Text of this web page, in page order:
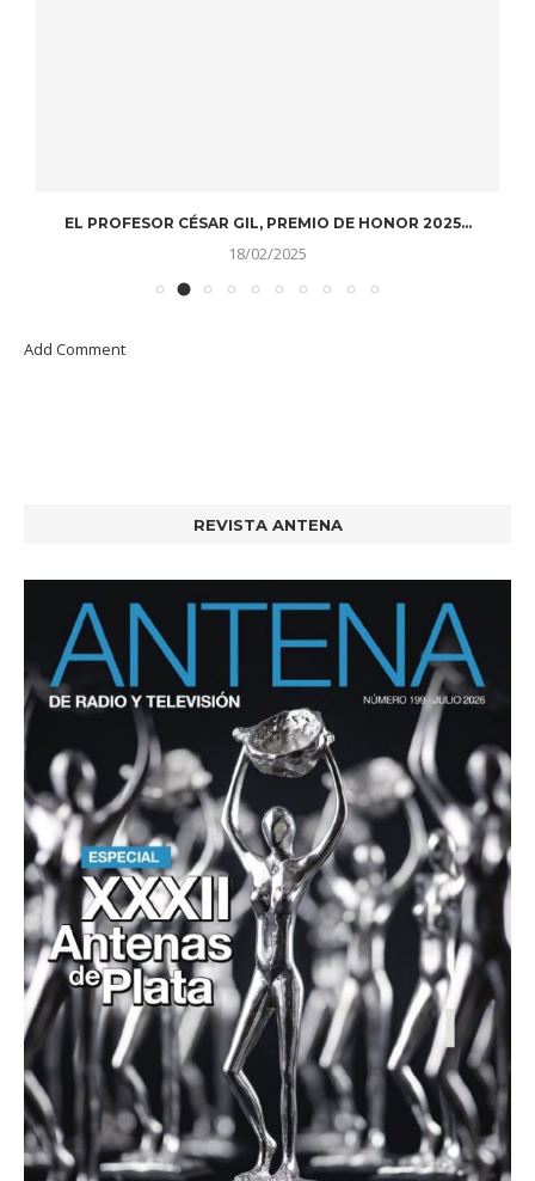
EL PROFESOR CÉSAR GIL, PREMIO DE HONOR 2025...
18/02/2025
Add Comment
REVISTA ANTENA